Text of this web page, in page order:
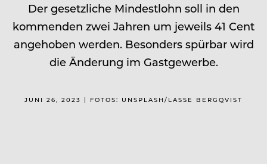
Der gesetzliche Mindestlohn soll in den
kommenden zwei Jahren um jeweils 41 Cent
angehoben werden. Besonders spürbar wird
die Änderung im Gastgewerbe.
JUNI 26, 2023 | FOTOS: UNSPLASH/LASSE BERGQVIST